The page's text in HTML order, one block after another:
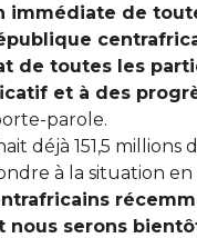
immédiate de
de toutes les
et à des
parole.
déjà 151,5 millions
à la situation en
nous serons